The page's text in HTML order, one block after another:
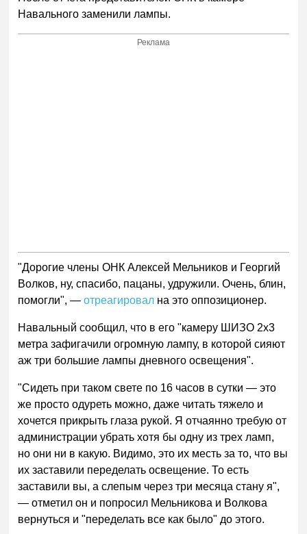
Навального заменили лампы.
Реклама
"Дорогие члены ОНК Алексей Мельников и Георгий
Волков, ну, спасибо, пацаны, удружили. Очень, блин,
помогли", —отреагировал на это оппозиционер.
Навальный сообщил, что в его "камеру ШИЗО 2х3
метра зафигачили огромную лампу, в которой сияют
аж три большие лампы дневного освещения".
"Сидеть при таком свете по 16 часов в сутки — это
же просто одуреть можно, даже читать тяжело и
хочется прикрыть глаза рукой. Я отчаянно требую от
администрации убрать хотя бы одну из трех ламп,
но они ни в какую. Видимо, это их месть за то, что вы
их заставили переделать освещение. То есть
заставили вы, а слепым через три месяца стану я",
— отметил он и попросил Мельникова и Волкова
вернуться и "переделать все как было" до этого.